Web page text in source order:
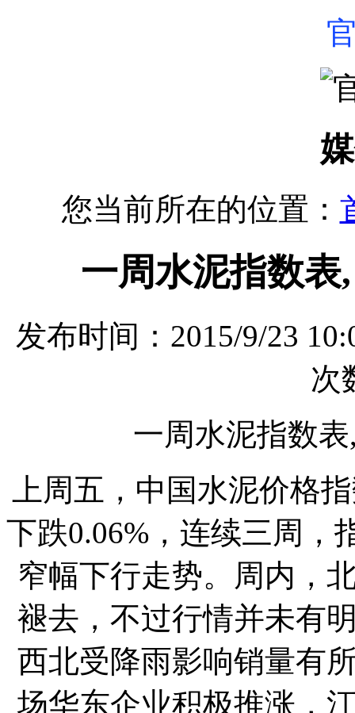
您当前所在的位置：
一周水泥指数
发布时间：2015/9/23
次
一周水泥指数
上周五，中国水泥价格
下跌0.06%，连续三周，
窄幅下行走势。周内，
褪去，不过行情并未有
西北受降雨影响销量有
场华东企业积极推涨，